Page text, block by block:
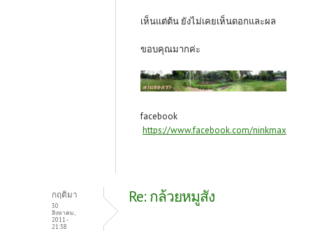
เห็นแต่ต้น ยังไม่เคยเห็นดอกและผล
ขอบคุณมากค่ะ
facebook
https://www.facebook.com/ninkmax
กฤติมา
30
สิงหาคม,
2011 -
21:38
Re: กล้วยหมูสัง